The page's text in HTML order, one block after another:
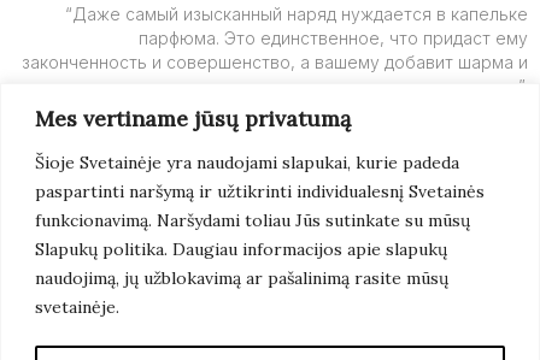
Mes vertiname jūsų privatumą
Šioje Svetainėje yra naudojami slapukai, kurie padeda
paspartinti naršymą ir užtikrinti individualesnį Svetainės
funkcionavimą. Naršydami toliau Jūs sutinkate su mūsų
Slapukų politika. Daugiau informacijos apie slapukų
naudojimą, jų užblokavimą ar pašalinimą rasite mūsų
svetainėje.
e
b
o
o
k
-
f
t
a
g
r
a
m
“Даже самый изысканный наряд нуждается в капельке
парфюма. Это единственное, что придаст ему
законченность и совершенство, а вашему добавит шарма и
очарования”.
Подробнее